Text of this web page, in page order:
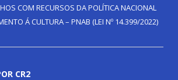
COM RECURSOS DA POLÍTICA NACIONAL
Á CULTURA – PNAB (LEI Nº 14.399/2022)
CR2